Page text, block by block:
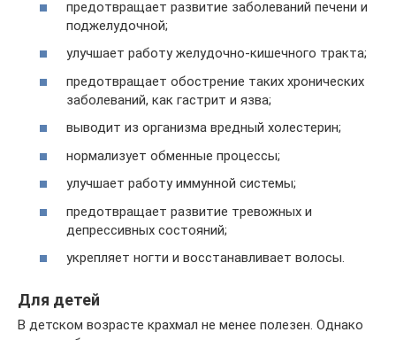
предотвращает развитие заболеваний печени и
поджелудочной;
улучшает работу желудочно-кишечного тракта;
предотвращает обострение таких хронических
заболеваний, как гастрит и язва;
выводит из организма вредный холестерин;
нормализует обменные процессы;
улучшает работу иммунной системы;
предотвращает развитие тревожных и
депрессивных состояний;
укрепляет ногти и восстанавливает волосы.
Для детей
В детском возрасте крахмал не менее полезен. Однако